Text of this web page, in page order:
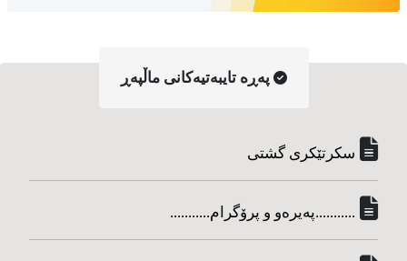
په‌ڕه‌ تایبه‌تیه‌کانی ماڵپه‌ڕ
سکرتێکری گشتی
...........په‌یره‌و و پرۆگرام...........